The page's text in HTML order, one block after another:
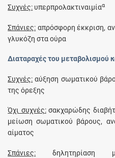
Συχνές: υπερπρολακτιναιμίαα
Σπάνιες: απρόσφορη έκκριση,
γλυκόζη στα ούρα
Διαταραχές του μεταβολισμού
Συχνές: αύξηση σωματικού
της όρεξης
Όχι συχνές:σακχαρώδης
μείωση σωματικού βάρους,
αίματος
Σπάνιες: δηλητηρίαση